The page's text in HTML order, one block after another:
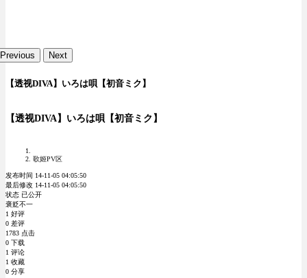
Previous Next
【透视DIVA】いろは唄【初音ミク】
【透视DIVA】いろは唄【初音ミク】
歌姬PV区
发布时间 14-11-05 04:05:50
最后修改 14-11-05 04:05:50
状态 已公开
褒贬不一
1 好评
0 差评
1783 点击
0 下载
1 评论
1 收藏
0 分享